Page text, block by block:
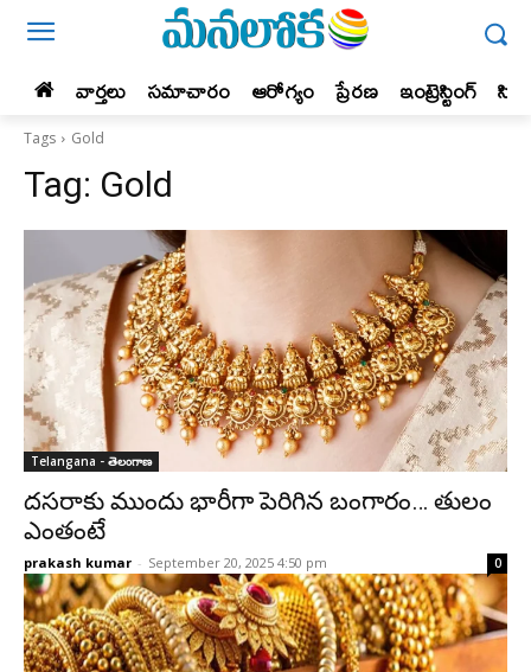
వార్తలు సమాచారం ఆరోగ్యం ప్రేర‌ణ‌ ఇంట్రెస్టింగ్‌
Tags Gold
Tag: Gold
Telangana - తెలంగాణ
ద‌స‌రాకు ముందు భారీగా పెరిగిన బంగారం… తులం
ఎంతంటే
prakash kumar - September 20, 2025 4:50 pm 0